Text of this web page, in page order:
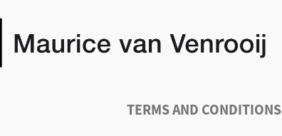
TERMS AND CONDITIONS